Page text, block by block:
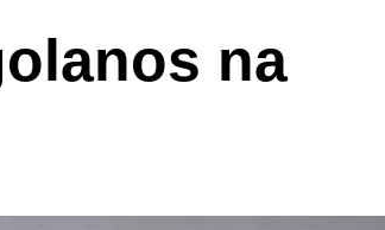
na